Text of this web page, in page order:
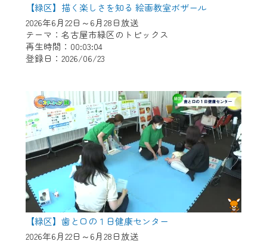
【緑区】描く楽しさを知る 絵画教室ボザール
2026年6月22日～6月28日放送
テーマ：名古屋市緑区のトピックス
再生時間：00:03:04
登録日：2026/06/23
【緑区】歯と口の１日健康センター
2026年6月22日～6月28日放送
※マイページへのログインには、MyIDが必
要となります。
※MyIDとは、CCNet Web TVを含むCCNetの
各種サービスをご利用頂くためのIDです。
で設定できます。
（GmailやYahooなどのフリーメールアドレ
スでも作成可能です）
※マイページへのログイン・MyIDの新規登
録はこちらから
※CCNetアプリをご利用中の方は引き続き
ご視聴いただけます。
＜メンテナンス情報＞
CCNetWebTVのリニューアルにともないメ